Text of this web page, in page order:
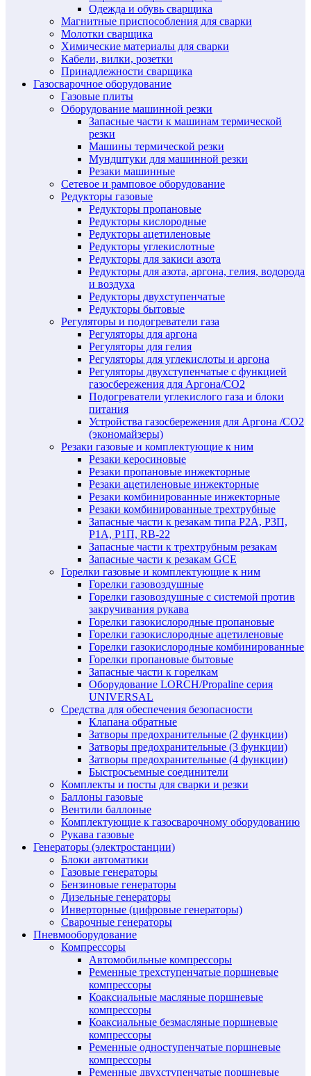
Одежда и обувь сварщика
Магнитные приспособления для сварки
Молотки сварщика
Химические материалы для сварки
Кабели, вилки, розетки
Принадлежности сварщика
Газосварочное оборудование
Газовые плиты
Оборудование машинной резки
Запасные части к машинам термической
резки
Машины термической резки
Мундштуки для машинной резки
Резаки машинные
Сетевое и рамповое оборудование
Редукторы газовые
Редукторы пропановые
Редукторы кислородные
Редукторы ацетиленовые
Редукторы углекислотные
Редукторы для закиси азота
Редукторы для азота, аргона, гелия, водорода
и воздуха
Редукторы двухступенчатые
Редукторы бытовые
Регуляторы и подогреватели газа
Регуляторы для аргона
Регуляторы для гелия
Регуляторы для углекислоты и аргона
Регуляторы двухступенчатые c функцией
газосбережения для Аргона/СО2
Подогреватели углекислого газа и блоки
питания
Устройства газосбережения для Аргона /СО2
(экономайзеры)
Резаки газовые и комплектующие к ним
Резаки керосиновые
Резаки пропановые инжекторные
Резаки ацетиленовые инжекторные
Резаки комбинированные инжекторные
Резаки комбинированные трехтрубные
Запасные части к резакам типа Р2А, Р3П,
Р1А, Р1П, RB-22
Запасные части к трехтрубным резакам
Запасные части к резакам GCE
Горелки газовые и комплектующие к ним
Горелки газовоздушные
Горелки газовоздушные с системой против
закручивания рукава
Горелки газокислородные пропановые
Горелки газокислородные ацетиленовые
Горелки газокислородные комбинированные
Горелки пропановые бытовые
Запасные части к горелкам
Оборудование LORCH/Propaline серия
UNIVERSAL
Средства для обеспечения безопасности
Клапана обратные
Затворы предохранительные (2 функции)
Затворы предохранительные (3 функции)
Затворы предохранительные (4 функции)
Быстросъемные соединители
Комплекты и посты для сварки и резки
Баллоны газовые
Вентили баллоные
Комплектующие к газосварочному оборудованию
Рукава газовые
Генераторы (электростанции)
Блоки автоматики
Газовые генераторы
Бензиновые генераторы
Дизельные генераторы
Инверторные (цифровые генераторы)
Сварочные генераторы
Пневмооборудование
Компрессоры
Автомобильные компрессоры
Ременные трехступенчатые поршневые
компрессоры
Коаксиальные масляные поршневые
компрессоры
Коаксиальные безмасляные поршневые
компрессоры
Ременные одноступенчатые поршневые
компрессоры
Ременные двухступенчатые поршневые